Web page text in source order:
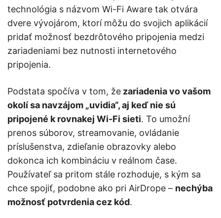
technológia s názvom Wi-Fi Aware tak otvára
dvere vývojárom, ktorí môžu do svojich aplikácií
pridať možnosť bezdrôtového pripojenia medzi
zariadeniami bez nutnosti internetového
pripojenia.
Podstata spočíva v tom, že zariadenia vo vašom
okolí sa navzájom „uvidia“, aj keď nie sú
pripojené k rovnakej Wi-Fi sieti. To umožní
prenos súborov, streamovanie, ovládanie
príslušenstva, zdieľanie obrazovky alebo
dokonca ich kombináciu v reálnom čase.
Používateľ sa pritom stále rozhoduje, s kým sa
chce spojiť, podobne ako pri AirDrope – nechýba
možnosť potvrdenia cez kód.